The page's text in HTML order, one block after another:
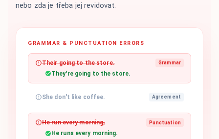
GRAMMAR & PUNCTUATION ERRORS
Their going to the store. Grammar
They're going to the store.
She don't like coffee. Agreement
He run every morning, Punctuation
He runs every morning.
nebo zda je třeba jej revidovat.